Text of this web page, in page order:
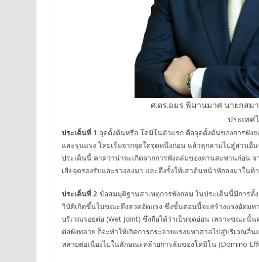
ศ.ดร.อมร พิมานมาศ นายกสม
ประเทศ
ประเด็นที่ 1 จุดตั้งต้นหรือ โดมิโนตัวแรก คือจุดตั้งต้นของการพัง
และรุนแรง โดยเริ่มจากจุดใดจุดหนึ่งก่อน แล้วลุกลามไปสู่ส่วนอื่
ประเด็นนี้ คาดว่าน่าจะเกิดจากการพังถล่มของคานสะพานก่อน
เสียจุดรองรับและร่วงลงมา และดึงรั้งให้เสาต้นหน้าหักลงมาในท้
ประเด็นที่ 2 ข้อสมมุติฐานสาเหตุการพังถล่ม ในประเด็นนี้มีการ
วิบัติเกิดขึ้นในขณะดึงลวดอัดแรง ซึ่งขั้นตอนนี้จะสร้างแรงอัดมห
บริเวณรอยต่อ (Wet Joint) ซึ่งถือได้ว่าเป็นจุดอ่อน เพราะขณะนั้
ต่อพังทลาย ก็จะทำให้เกิดการกระจายแรงมหาศาลไปสู่บริเวณอื่
ทลายต่อเนื่องไปในลักษณะคล้ายการล้มของโดมิโน (Domino